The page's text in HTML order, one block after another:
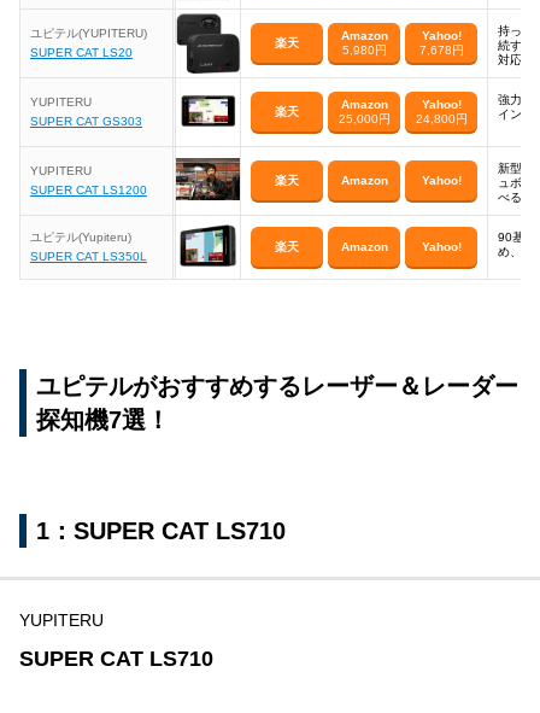
ユピテル(YUPITERU)
SUPER CAT LS20
楽天
Amazon
5,980円
Yahoo!
7,678円
持って
続する
対応の
YUPITERU
SUPER CAT GS303
楽天
Amazon
25,000円
Yahoo!
24,800円
強力な
インチ
YUPITERU
SUPER CAT LS1200
楽天 Amazon Yahoo!
新型オ
ュボー
べる
ユピテル(Yupiteru)
SUPER CAT LS350L
楽天 Amazon Yahoo!
90基の
め、高
ユピテルがおすすめするレーザー＆レーダー
探知機7選！
1：SUPER CAT LS710
YUPITERU
SUPER CAT LS710